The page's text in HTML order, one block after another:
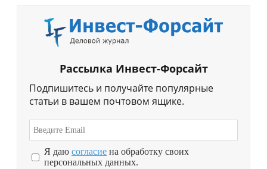
Рассылка Инвест-Форсайт
Подпишитесь и получайте популярные
статьи в вашем почтовом ящике.
Я даю согласие на обработку своих
персональных данных.